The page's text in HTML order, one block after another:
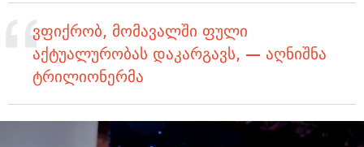
ვფიქრობ, მომავალში ფული
აქტუალურობას დაკარგავს, — აღნიშნა
ტრილიონერმა